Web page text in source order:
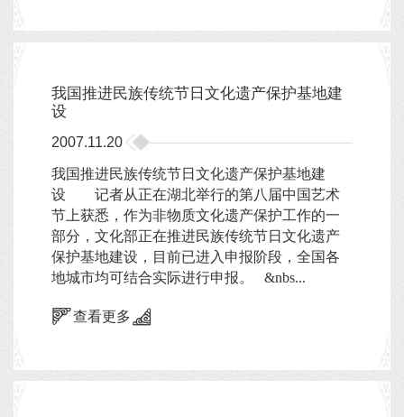
我国推进民族传统节日文化遗产保护基地建
设
2007.11.20
我国推进民族传统节日文化遗产保护基地建
设 记者从正在湖北举行的第八届中国艺术
节上获悉，作为非物质文化遗产保护工作的一
部分，文化部正在推进民族传统节日文化遗产
保护基地建设，目前已进入申报阶段，全国各
地城市均可结合实际进行申报。 &nbs...
查看更多